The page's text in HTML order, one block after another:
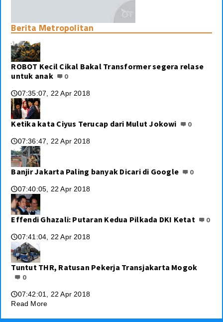
Berita Metropolitan
ROBOT Kecil Cikal Bakal Transformer segera relase
untuk anak
0
🕔07:35:07, 22 Apr 2018
Ketika kata Ciyus Terucap dari Mulut Jokowi 0
🕔07:36:47, 22 Apr 2018
Banjir Jakarta Paling banyak Dicari di Google 0
🕔07:40:05, 22 Apr 2018
Effendi Ghazali: Putaran Kedua Pilkada DKI Ketat 0
🕔07:41:04, 22 Apr 2018
Tuntut THR, Ratusan Pekerja Transjakarta Mogok
0
🕔07:42:01, 22 Apr 2018
Read More